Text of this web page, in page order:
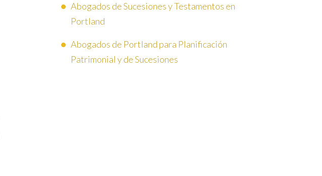
Abogados de Sucesiones y Testamentos en
Portland
Abogados de Portland para Planificación
Patrimonial y de Sucesiones